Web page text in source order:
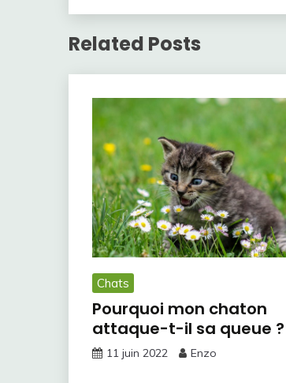
Related Posts
Chats
Pourquoi mon chaton
attaque-t-il sa queue ?
11 juin 2022 Enzo